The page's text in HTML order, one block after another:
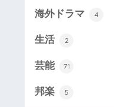
海外ドラマ 4
生活 2
芸能 71
邦楽 5